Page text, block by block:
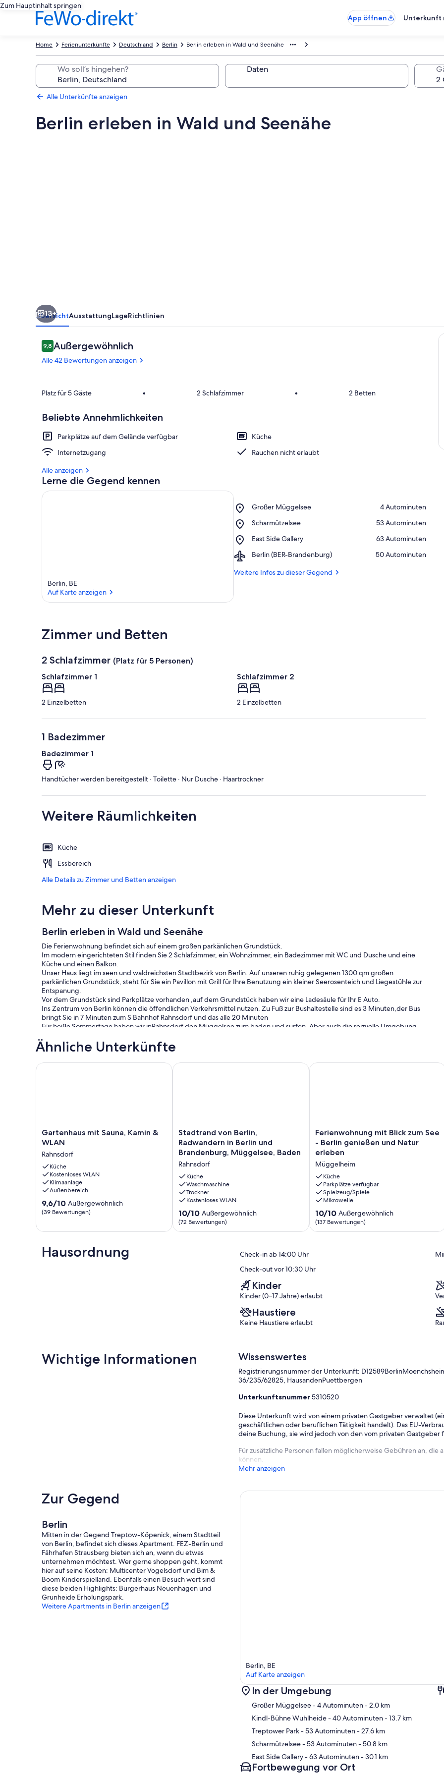
Zum Hauptinhalt springen
App öffnen
Unterkunft
Berlin erleben in Wald und Seenähe
Berlin
Deutschland
Ferienunterkünfte
Home
Wo soll’s hingehen? Daten
Alle Unterkünfte anzeigen
Berlin erleben in Wald und Seenähe
Speisen im Freien
13+
ÜbersichtAusstattungLageRichtlinien
Bewertungen
9,89,8 von 10.
Außergewöhnlich
Alle 42 Bewertungen anzeigen
Platz für 5 Gäste • 2 Schlafzimmer • 2 Betten
Beliebte Annehmlichkeiten
Parkplätze auf dem Gelände verfügbar
Küche
Internetzugang
Rauchen nicht erlaubt
Alle anzeigen
Lerne die Gegend kennen
Berlin, BE
Auf Karte anzeigen
Großer Müggelsee
Place,
Müggelsee
‪4 Autominuten‬
Scharmützelsee
Place,
‪53 Autominuten‬
East Side Gallery
Place,
Side
‪63 Autominuten‬
Berlin (BER-Brandenburg)
Airport,
(BER-
‪50 Autominuten‬
Weitere Infos zu dieser Gegend
Zimmer und Betten
2 Schlafzimmer (Platz für 5 Personen)
Schlafzimmer 1
2 Einzelbetten
Schlafzimmer 2
2 Einzelbetten
1 Badezimmer
Badezimmer 1
Handtücher werden bereitgestellt · Toilette · Nur Dusche · Haartrockner
Weitere Räumlichkeiten
Küche
Essbereich
Alle Details zu Zimmer und Betten anzeigen
Mehr zu dieser Unterkunft
Berlin erleben in Wald und Seenähe
Die Ferienwohnung befindet sich auf einem großen parkänlichen Grundstück.
Im modern eingerichteten Stil finden Sie 2 Schlafzimmer, ein Wohnzimmer, ein Badezimmer mit WC und Dusche und eine
Küche und einen Balkon.
Unser Haus liegt im seen und waldreichsten Stadtbezirk von Berlin. Auf unseren ruhig gelegenen 1300 qm großen
parkänlichen Grundstück, steht für Sie ein Pavillon mit Grill für Ihre Benutzung ein kleiner Seerosenteich und Liegestühle zur
Entspanung.
Vor dem Grundstück sind Parkplätze vorhanden ,auf dem Grundstück haben wir eine Ladesäule für Ihr E Auto.
Ins Zentrum von Berlin können die öffendlichen Verkehrsmittel nutzen. Zu Fuß zur Bushaltestelle sind es 3 Minuten,der Bus
bringt Sie in 7 Minuten zum S Bahnhof Rahnsdorf und das alle 20 Minuten
Für heiße Sommertage haben wir inRahnsdorf den Müggelsee zum baden und surfen. Aber auch die reizvolle Umgebung
Ähnliche Unterkünfte
Gartenhaus
mit
Kamin
&
WLAN
Rahnsdorf
Gartenhaus mit Sauna, Kamin &
WLAN
Rahnsdorf
Küche
Kostenloses WLAN
Klimaanlage
Außenbereich
9.6
von
Bewertungen)
9,6/10 Außergewöhnlich
(39 Bewertungen)
Gartenhaus mit Sauna, Kamin & WLAN
Stadtrand
von
Berlin,
Radwandern
in
Berlin
und
Brandenburg,
Müggelsee,
Baden
Rahnsdorf
Stadtrand von Berlin,
Radwandern in Berlin und
Brandenburg, Müggelsee, Baden
Rahnsdorf
Küche
Waschmaschine
Trockner
Kostenloses WLAN
10.0
von
10,
10/10 Außergewöhnlich
(72 Bewertungen)
Stadtrand von Berlin, Radwandern in Berlin und Brandenburg, Müggelsee,
Ferienwohnung
mit
Blick
zum
See
-
Berlin
genießen
und
Natur
erleben
Müggelheim
Ferienwohnung mit Blick zum See
- Berlin genießen und Natur
erleben
Müggelheim
Küche
Parkplätze verfügbar
Spielzeug/Spiele
Mikrowelle
10.0
von
10,
10/10 Außergewöhnlich
(137 Bewertungen)
Ferienwohnung mit Blick zum See -
Hausordnung Check-in ab 14:00 Uhr
Check-out vor 10:30 Uhr
Kinder
Kinder (0–17 Jahre) erlaubt
Haustiere
Keine Haustiere erlaubt
Wichtige Informationen Wissenswertes
Registrierungsnummer der Unterkunft:
36/235/62825, HausandenPuettbergen
Unterkunftsnummer5310520
Diese Unterkunft wird von einem privaten Gastgeber verwaltet
geschäftlichen oder beruflichen Tätigkeit handelt). Das EU-
deine Buchung, sie wird jedoch von den vom privaten
Für zusätzliche Personen fallen möglicherweise Gebühren an,
können.
Mehr anzeigen
Zur Gegend
Berlin
Mitten in der Gegend Treptow-Köpenick, einem Stadtteil
von Berlin, befindet sich dieses Apartment. FEZ-Berlin und
Fährhafen Strausberg bieten sich an, wenn du etwas
unternehmen möchtest. Wer gerne shoppen geht, kommt
hier auf seine Kosten: Multicenter Vogelsdorf und Bim &
Boom Kinderspielland. Ebenfalls einen Besuch wert sind
diese beiden Highlights: Bürgerhaus Neuenhagen und
Grunheide Erholungspark.
Weitere Apartments in Berlin anzeigen
Berlin, BE
Auf Karte anzeigen
In der Umgebung
Großer Müggelsee- 4 Autominuten- 2.0 km
Kindl-Bühne Wuhlheide- 40 Autominuten- 13.7 km
Treptower Park- 53 Autominuten- 27.6 km
Scharmützelsee- 53 Autominuten- 50.8 km
East Side Gallery- 63 Autominuten- 30.1 km
Fortbewegung vor Ort